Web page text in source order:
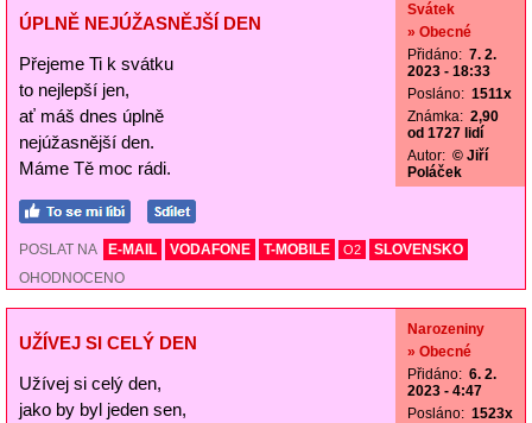
ÚPLNĚ NEJÚŽASNĚJŠÍ DEN
Přejeme Ti k svátku
to nejlepší jen,
ať máš dnes úplně
nejúžasnější den.
Máme Tě moc rádi.
Svátek
» Obecné
Přidáno: 7. 2.
2023 - 18:33
Posláno: 1511x
Známka: 2,90
od 1727 lidí
Autor: © Jiří
Poláček
POSLAT NA E-MAIL VODAFONE T-MOBILE O2
SLOVENSKO
OHODNOCENO
UŽÍVEJ SI CELÝ DEN
Užívej si celý den,
jako by byl jeden sen,
Narozeniny
» Obecné
Přidáno: 6. 2.
2023 - 4:47
Posláno: 1523x